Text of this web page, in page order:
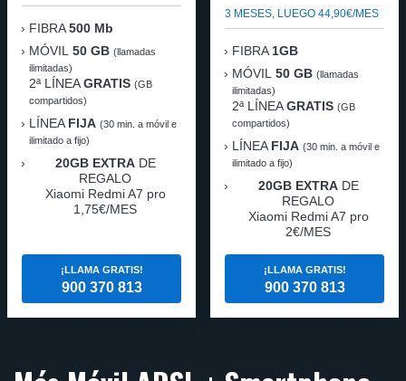
FIBRA 500 Mb
MÓVIL 50 GB (llamadas
ilimitadas)
2ª LÍNEAGRATIS (GB
compartidos)
LÍNEA FIJA (30 min. a móvil e
ilimitado a fijo)
20GB EXTRADE
REGALO
Xiaomi Redmi A7 pro
1,75€/MES
¡LLAMA GRATIS!
900 370 813
3 MESES, LUEGO 44,90€/MES
FIBRA 1GB
MÓVIL 50 GB (llamadas
ilimitadas)
2ª LÍNEAGRATIS (GB
compartidos)
LÍNEA FIJA (30 min. a móvil e
ilimitado a fijo)
20GB EXTRADE
REGALO
Xiaomi Redmi A7 pro
2€/MES
¡LLAMA GRATIS!
900 370 813